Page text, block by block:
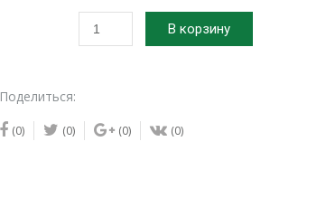
Количество
закат
В корзину
Поделиться:
(0) (0) (0) (0)